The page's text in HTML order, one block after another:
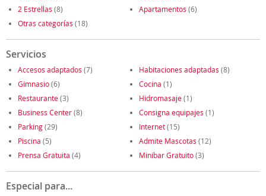
2 Estrellas (8) Apartamentos (6)
Otras categorías (18)
Servicios
Accesos adaptados (7) Habitaciones adaptadas (8)
Gimnasio(6) Cocina (1)
Restaurante(3) Hidromasaje(1)
Business Center(8) Consigna equipajes (1)
Parking(29) Internet(15)
Piscina (5) Admite Mascotas (12)
Prensa Gratuita (4) Minibar Gratuito(3)
Especial para...